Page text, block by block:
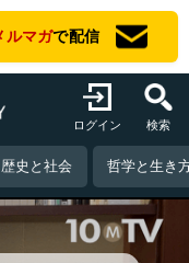
ルマガで配信
ログイン 検索
歴史と社会 哲学と生き